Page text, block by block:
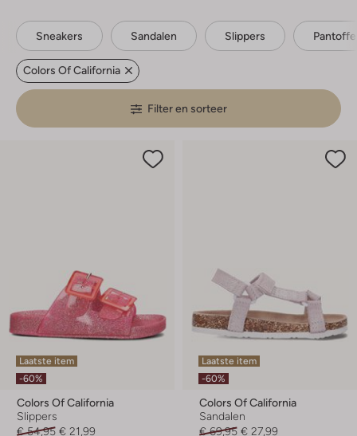
Sneakers Sandalen Slippers
Colors Of California
Filter en sorteer
Laatste item
-60%
Colors Of California
Slippers
€ 54,95 € 21,99
Laatste item
-60%
Colors Of California
Sandalen
€ 69,95 € 27,99